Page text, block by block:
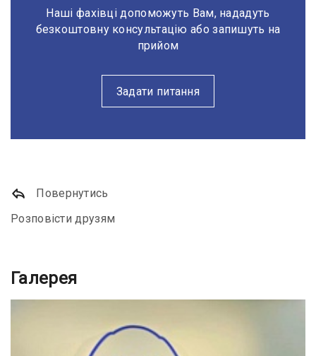
Наші фахівці допоможуть Вам, нададуть
безкоштовну консультацію або запишуть на
прийом
Задати питання
Повернутись
Розповісти друзям
Галерея